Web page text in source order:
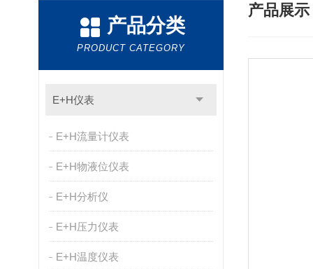
产品分类
PRODUCT CATEGORY
E+H仪表
E+H流量计仪表
E+H物液位仪表
E+H分析仪
E+H压力仪表
E+H温度仪表
产品展示